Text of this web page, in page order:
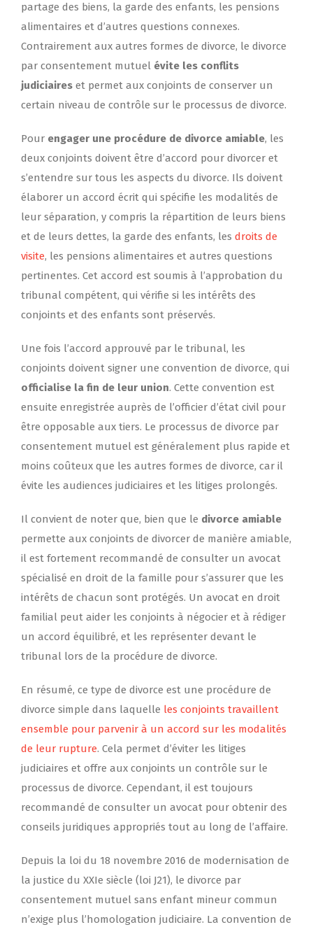
partage des biens, la garde des enfants, les pensions
alimentaires et d’autres questions connexes.
Contrairement aux autres formes de divorce, le divorce
par consentement mutuel évite les conflits
judiciaires et permet aux conjoints de conserver un
certain niveau de contrôle sur le processus de divorce.
Pour engager une procédure de divorce amiable, les
deux conjoints doivent être d’accord pour divorcer et
s’entendre sur tous les aspects du divorce. Ils doivent
élaborer un accord écrit qui spécifie les modalités de
leur séparation, y compris la répartition de leurs biens
et de leurs dettes, la garde des enfants, les droits de
visite, les pensions alimentaires et autres questions
pertinentes. Cet accord est soumis à l’approbation du
tribunal compétent, qui vérifie si les intérêts des
conjoints et des enfants sont préservés.
Une fois l’accord approuvé par le tribunal, les
conjoints doivent signer une convention de divorce, qui
officialise la fin de leur union. Cette convention est
ensuite enregistrée auprès de l’officier d’état civil pour
être opposable aux tiers. Le processus de divorce par
consentement mutuel est généralement plus rapide et
moins coûteux que les autres formes de divorce, car il
évite les audiences judiciaires et les litiges prolongés.
Il convient de noter que, bien que le divorce amiable
permette aux conjoints de divorcer de manière amiable,
il est fortement recommandé de consulter un avocat
spécialisé en droit de la famille pour s’assurer que les
intérêts de chacun sont protégés. Un avocat en droit
familial peut aider les conjoints à négocier et à rédiger
un accord équilibré, et les représenter devant le
tribunal lors de la procédure de divorce.
En résumé, ce type de divorce est une procédure de
divorce simple dans laquelle les conjoints travaillent
ensemble pour parvenir à un accord sur les modalités
de leur rupture. Cela permet d’éviter les litiges
judiciaires et offre aux conjoints un contrôle sur le
processus de divorce. Cependant, il est toujours
recommandé de consulter un avocat pour obtenir des
conseils juridiques appropriés tout au long de l’affaire.
Depuis la loi du 18 novembre 2016 de modernisation de
la justice du XXIe siècle (loi J21), le divorce par
consentement mutuel sans enfant mineur commun
n’exige plus l’homologation judiciaire. La convention de